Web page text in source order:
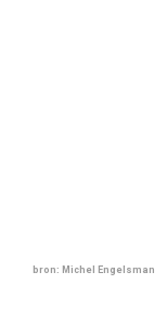
bron: Michel Engelsman